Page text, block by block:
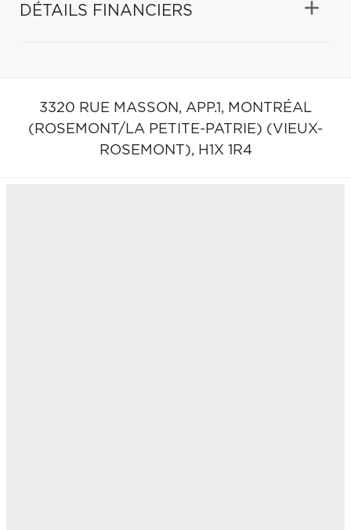
DÉTAILS FINANCIERS
3320 RUE MASSON, APP.1, MONTRÉAL
(ROSEMONT/LA PETITE-PATRIE) (VIEUX-
ROSEMONT), H1X 1R4